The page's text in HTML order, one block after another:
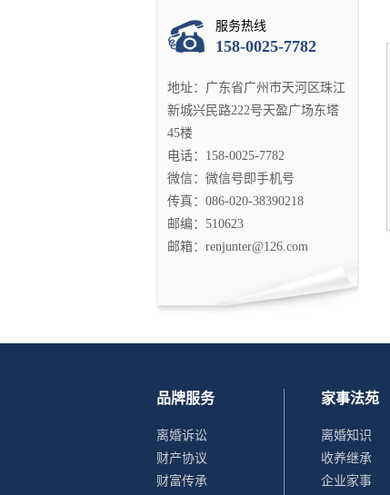
服务热线
158-0025-7782
地址：广东省广州市天河区珠江
新城兴民路222号天盈广场东塔
45楼
电话：158-0025-7782
微信：微信号即手机号
传真：086-020-38390218
邮编：510623
邮箱：renjunter@126.com
品牌服务 家事法苑
离婚诉讼
财产协议
财富传承
离婚知识
收养继承
企业家事